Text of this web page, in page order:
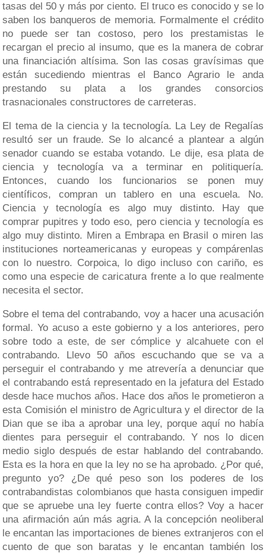
tasas del 50 y más por ciento. El truco es conocido y se lo
saben los banqueros de memoria. Formalmente el crédito
no puede ser tan costoso, pero los prestamistas le
recargan el precio al insumo, que es la manera de cobrar
una financiación altísima. Son las cosas gravísimas que
están sucediendo mientras el Banco Agrario le anda
prestando su plata a los grandes consorcios
trasnacionales constructores de carreteras.
El tema de la ciencia y la tecnología. La Ley de Regalías
resultó ser un fraude. Se lo alcancé a plantear a algún
senador cuando se estaba votando. Le dije, esa plata de
ciencia y tecnología va a terminar en politiquería.
Entonces, cuando los funcionarios se ponen muy
científicos, compran un tablero en una escuela. No.
Ciencia y tecnología es algo muy distinto. Hay que
comprar pupitres y todo eso, pero ciencia y tecnología es
algo muy distinto. Miren a Embrapa en Brasil o miren las
instituciones norteamericanas y europeas y compárenlas
con lo nuestro. Corpoica, lo digo incluso con cariño, es
como una especie de caricatura frente a lo que realmente
necesita el sector.
Sobre el tema del contrabando, voy a hacer una acusación
formal. Yo acuso a este gobierno y a los anteriores, pero
sobre todo a este, de ser cómplice y alcahuete con el
contrabando. Llevo 50 años escuchando que se va a
perseguir el contrabando y me atrevería a denunciar que
el contrabando está representado en la jefatura del Estado
desde hace muchos años. Hace dos años le prometieron a
esta Comisión el ministro de Agricultura y el director de la
Dian que se iba a aprobar una ley, porque aquí no había
dientes para perseguir el contrabando. Y nos lo dicen
medio siglo después de estar hablando del contrabando.
Esta es la hora en que la ley no se ha aprobado. ¿Por qué,
pregunto yo? ¿De qué peso son los poderes de los
contrabandistas colombianos que hasta consiguen impedir
que se apruebe una ley fuerte contra ellos? Voy a hacer
una afirmación aún más agria. A la concepción neoliberal
le encantan las importaciones de bienes extranjeros con el
cuento de que son baratas y le encantan también los